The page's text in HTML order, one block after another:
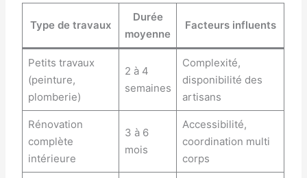
Type de travaux
Durée
moyenne
Facteurs influents
Petits travaux
(peinture,
plomberie)
2 à 4
semaines
Complexité,
disponibilité des
artisans
Rénovation
complète
intérieure
3 à 6
mois
Accessibilité,
coordination multi
corps